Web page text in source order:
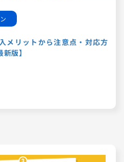
メリットから注意点・対応方
版】